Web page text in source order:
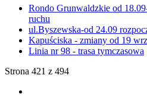
Rondo Grunwaldzkie od
ruchu
ul.Byszewska-od 24.09
Kapuściska - zmiany od 19
Linia nr 98 - trasa tymczasowa
Strona 421 z 494